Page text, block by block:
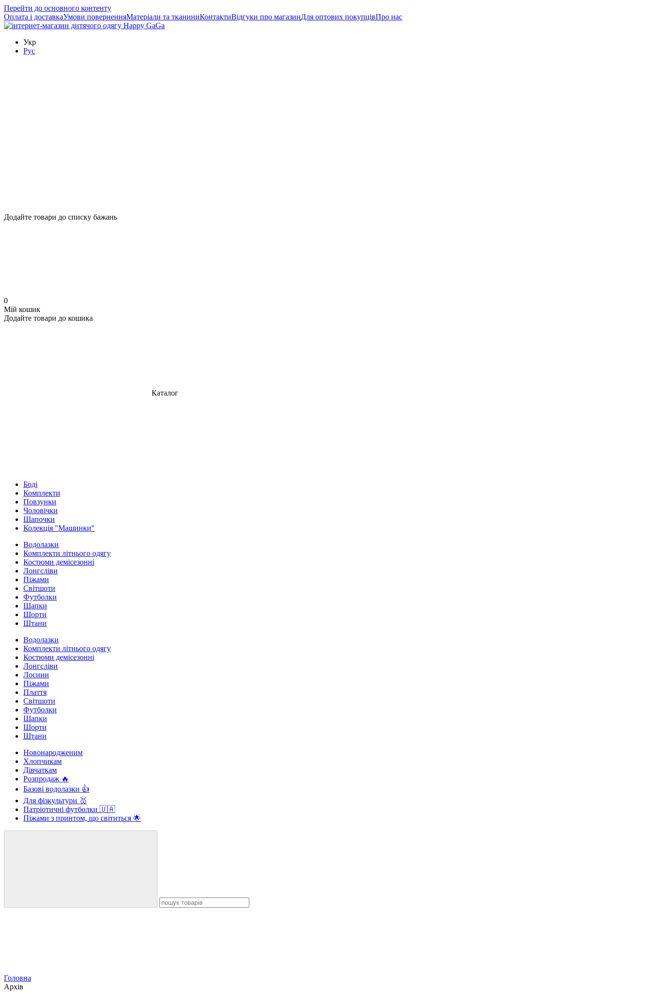
Перейти до основного контенту
Оплата і доставкаУмови поверненняМатеріали та тканиниКонтактиВідгуки про магазинДля оптових покупцівПро нас
Укр
Рус
Додайте товари до списку бажань
0
Мій кошик
Додайте товари до кошика
Каталог
Боді
Комплекти
Повзунки
Чоловічки
Шапочки
Колекція "Машинки"
Водолазки
Комплекти літнього одягу
Костюми демісезонні
Лонгсліви
Піжами
Світшоти
Футболки
Шапки
Шорти
Штани
Водолазки
Комплекти літнього одягу
Костюми демісезонні
Лонгсліви
Лосини
Піжами
Плаття
Світшоти
Футболки
Шапки
Шорти
Штани
Новонародженим
Хлопчикам
Дівчаткам
Розпродаж 🔥
Базові водолазки 👍
Для фізкультури 🥇
Патріотичні футболки 🇺🇦
Піжами з принтом, що світиться 🌟
Головна
Архів